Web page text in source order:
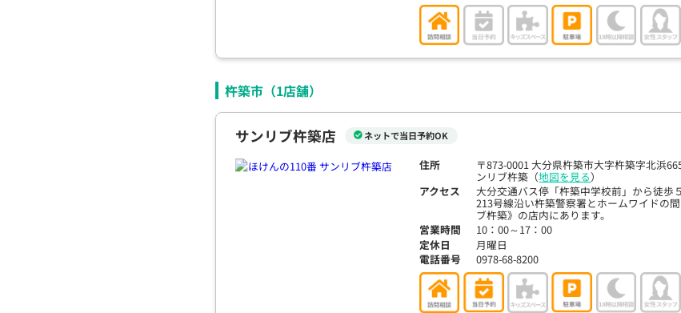
杵築市（1店舗）
サンリブ杵築店 ネットで当日予約OK
住所 〒873-0001 大分県杵築市大字杵築字北浜
ンリブ杵築（地図を見る）
アクセス
大分交通バス停「杵築中学校前」から徒歩
213号線沿い杵築警察署とホームワイドの
ブ杵築》の店内にあります。
営業時間
10：00～17：00
定休日
月曜日
電話番号
0978-68-8200